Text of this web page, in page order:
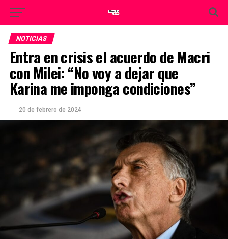
NOTICIAS
Entra en crisis el acuerdo de Macri
con Milei: “No voy a dejar que
Karina me imponga condiciones”
20 de febrero de 2024